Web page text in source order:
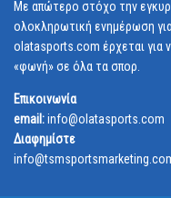
Με απώτερο στόχο την
ολοκληρωτική ενημέρωση
olatasports.com έρχεται για
«φωνή» σε όλα τα σπορ.
Επικοινωνία
email:info@olatasports.com
Διαφημίστε